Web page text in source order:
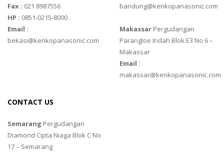
Fax : 021 8987556
HP : 0851-0215-8000
Email :
bekasi@kenkopanasonic.com
bandung@kenkopanasonic.com
Makassar Pergudangan
Parangloe Indah Blok E3 No 6 –
Makassar
Email :
makassar@kenkopanasonic.com
CONTACT US
Semarang Pergudangan
Diamond Cipta Niaga Blok C No
17 – Semarang